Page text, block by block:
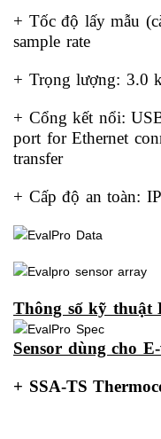
+ Tốc độ lấy mẫu
sample rate
+ Trọng lượng: 3.0
+ Cổng kết nổi:
port for Ethernet
transfer
+ Cấp độ an toàn:
Thông số kỹ thuật
Sensor dùng cho
+ SSA-TS